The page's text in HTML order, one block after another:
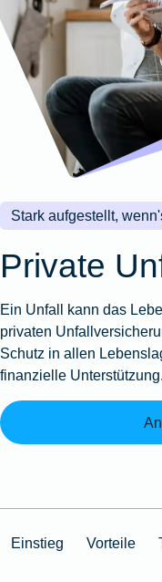
Zur
Zur
Zur
Zur
Zur
Zur
Gruppenunfall
Gruppenunfall für
Vereine
Zur
Stark aufgestellt,
Private
Ein Unfall kann das
privaten
Schutz in allen
finanzielle
Einstieg Vorteile